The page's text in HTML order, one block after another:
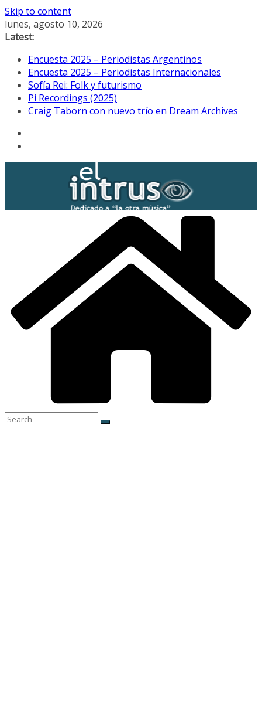
Skip to content
lunes, agosto 10, 2026
Latest:
Encuesta 2025 – Periodistas Argentinos
Encuesta 2025 – Periodistas Internacionales
Sofía Rei: Folk y futurismo
Pi Recordings (2025)
Craig Taborn con nuevo trío en Dream Archives